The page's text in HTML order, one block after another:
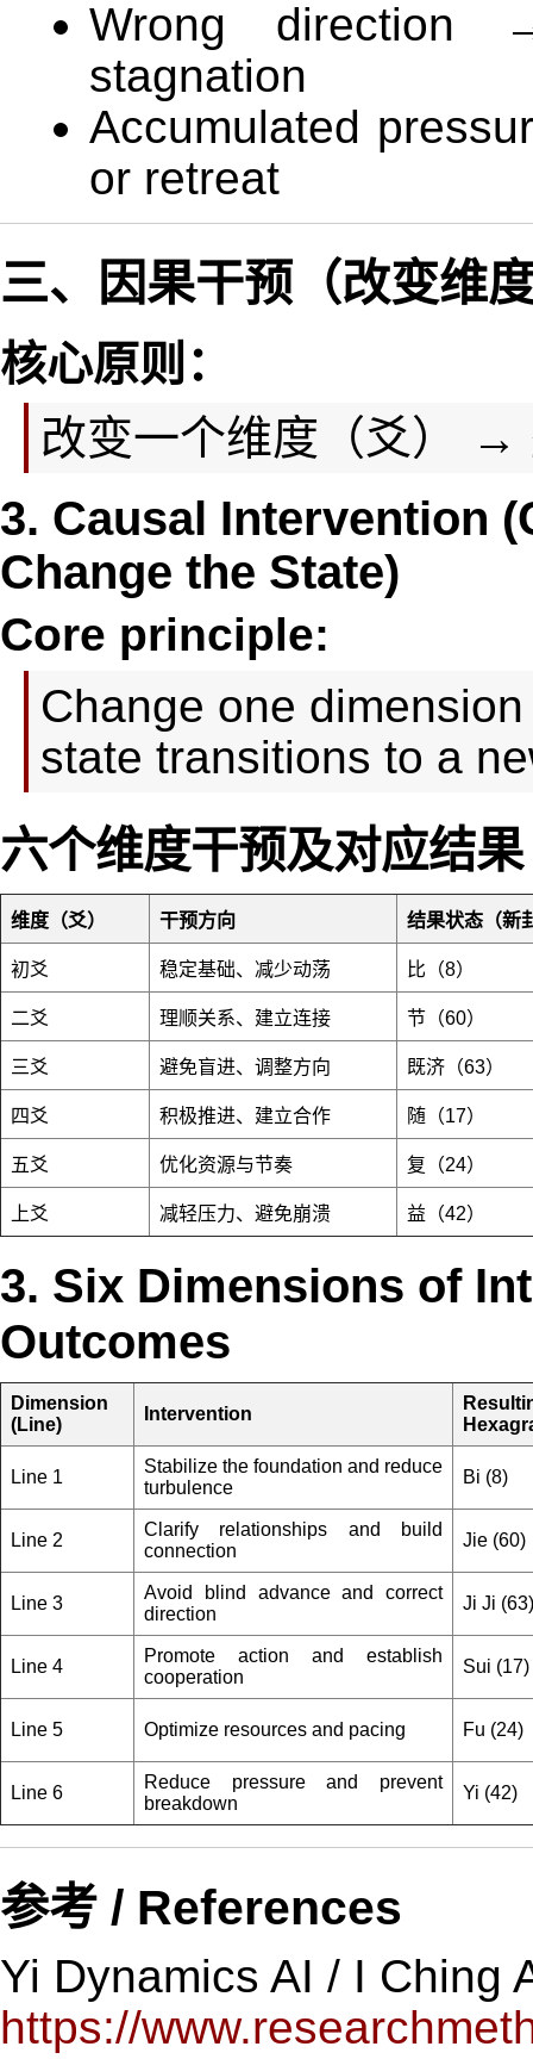
Wrong
stagnation
Accumulated
or retreat
三、因果干预（改变维
核心原则：
改变一个维度（爻） →
3. Causal Intervention
Change the State)
Core principle:
Change one
state transitions to a
六个维度干预及对应结果
维度（爻） 干预方向 结果状态（新
初爻 稳定基础、减少动荡 比（8）
二爻 理顺关系、建立连接 节（60）
三爻 避免盲进、调整方向 既济（63）
四爻 积极推进、建立合作 随（17）
五爻 优化资源与节奏 复（24）
上爻 减轻压力、避免崩溃 益（42）
3. Six Dimensions of
Outcomes
Dimension
(Line)
Intervention
Line 1
Stabilize the foundation and reduce
turbulence
Bi (8)
Line 2
Clarify relationships and build
connection
Jie (60)
Line 3
Avoid blind advance and correct
direction
Ji Ji (63)
Line 4
Promote action and establish
cooperation
Sui (17)
Line 5 Optimize resources and pacing Fu (24)
Line 6
Reduce pressure and prevent
breakdown
Yi (42)
参考 / References
Yi Dynamics AI / I Ching
https://